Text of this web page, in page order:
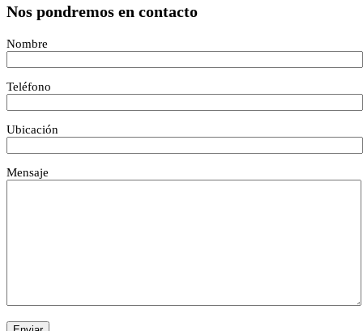
Nos pondremos en contacto
Nombre
Teléfono
Ubicación
Mensaje